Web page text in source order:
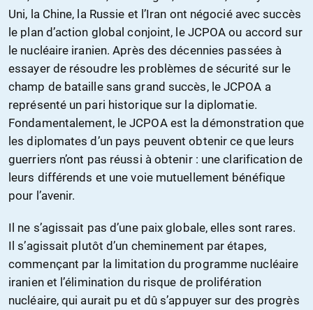
Uni, la Chine, la Russie et l’Iran ont négocié avec succès
le plan d’action global conjoint, le JCPOA ou accord sur
le nucléaire iranien. Après des décennies passées à
essayer de résoudre les problèmes de sécurité sur le
champ de bataille sans grand succès, le JCPOA a
représenté un pari historique sur la diplomatie.
Fondamentalement, le JCPOA est la démonstration que
les diplomates d’un pays peuvent obtenir ce que leurs
guerriers n’ont pas réussi à obtenir : une clarification de
leurs différends et une voie mutuellement bénéfique
pour l’avenir.
Il ne s’agissait pas d’une paix globale, elles sont rares.
Il s’agissait plutôt d’un cheminement par étapes,
commençant par la limitation du programme nucléaire
iranien et l’élimination du risque de prolifération
nucléaire, qui aurait pu et dû s’appuyer sur des progrès